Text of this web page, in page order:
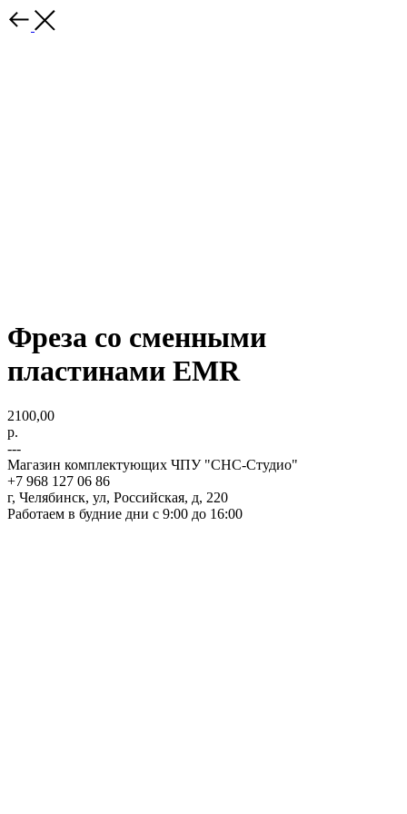
Фреза со сменными
пластинами EMR
2100,00
р.
---
Магазин комплектующих ЧПУ "СНС-Студио"
+7 968 127 06 86
г, Челябинск, ул, Российская, д, 220
Работаем в будние дни с 9:00 до 16:00